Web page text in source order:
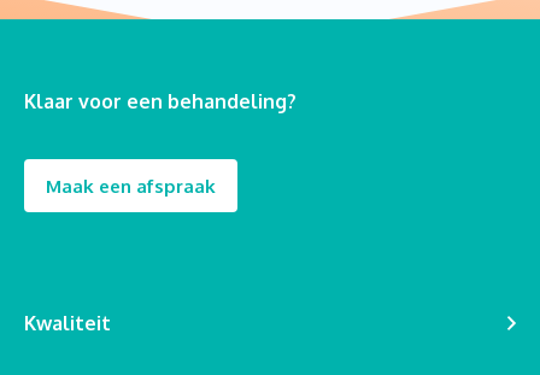
Klaar voor een behandeling?
Maak een afspraak
Kwaliteit